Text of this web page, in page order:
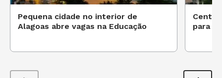
Pequena cidade no interior de
Alagoas abre vagas na Educação
para